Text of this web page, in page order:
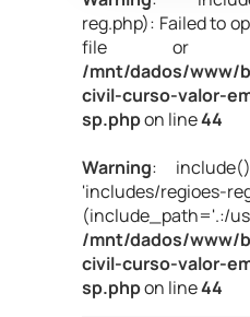
reg.php): Failed to
file or
/mnt/dados/www/
civil-curso-valor-
sp.phpon line44
Warning:
'includes/regioes-
/mnt/dados/www/
civil-curso-valor-
sp.phpon line44